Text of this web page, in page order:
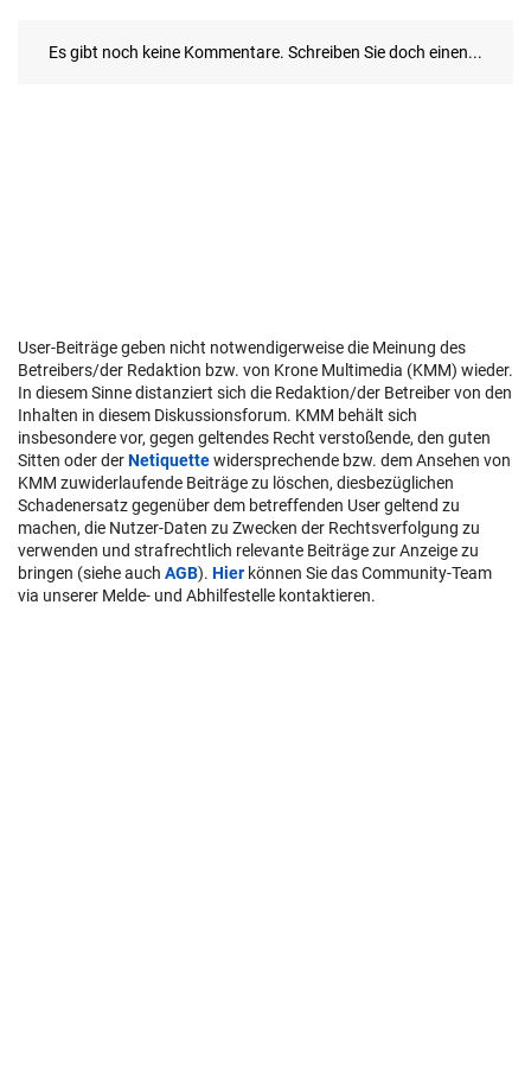
User-Beiträge geben nicht notwendigerweise die Meinung des
Betreibers/der Redaktion bzw. von Krone Multimedia (KMM) wieder.
In diesem Sinne distanziert sich die Redaktion/der Betreiber von den
Inhalten in diesem Diskussionsforum. KMM behält sich
insbesondere vor, gegen geltendes Recht verstoßende, den guten
Sitten oder derNetiquettewidersprechende bzw. dem Ansehen von
KMM zuwiderlaufende Beiträge zu löschen, diesbezüglichen
Schadenersatz gegenüber dem betreffenden User geltend zu
machen, die Nutzer-Daten zu Zwecken der Rechtsverfolgung zu
verwenden und strafrechtlich relevante Beiträge zur Anzeige zu
bringen (siehe auch AGB). Hier können Sie das Community-Team
via unserer Melde- und Abhilfestelle kontaktieren.